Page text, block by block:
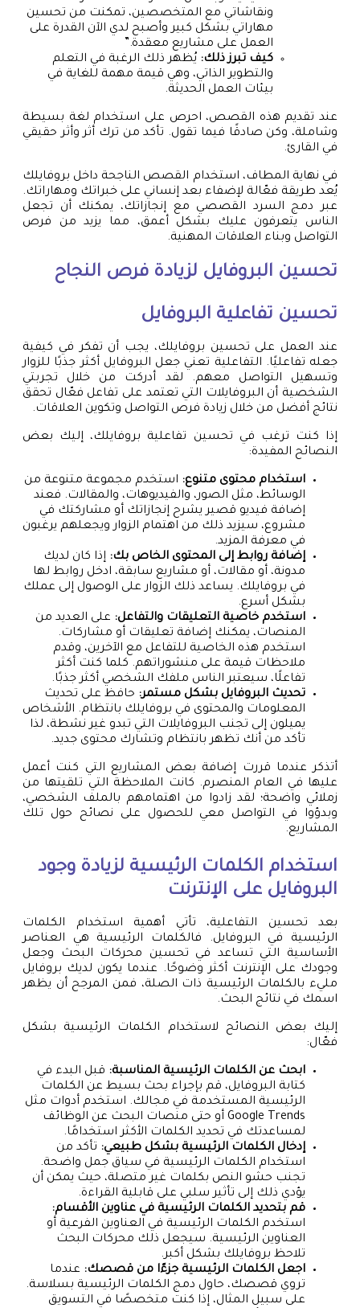
ونقاشاتي مع المتخصصين، تمكنت من تحسين
مهاراتي بشكل كبير وأصبح لدي الآن القدرة على
العمل على مشاريع معقدة.”
كيف تبرز ذلك: يُظهر ذلك الرغبة في التعلم
والتطوير الذاتي، وهي قيمة مهمة للغاية في
بيئات العمل الحديثة.
عند تقديم هذه القصص، احرص على استخدام لغة بسيطة
وشاملة، وكن صادقًا فيما تقول. تأكد من ترك أثر وأثر حقيقي
في القارئ.
في نهاية المطاف، استخدام القصص الناجحة داخل بروفايلك
يُعد طريقة فعّالة لإضفاء بعد إنساني على خبراتك ومهاراتك.
عبر دمج السرد القصصي مع إنجازاتك، يمكنك أن تجعل
الناس يتعرفون عليك بشكل أعمق، مما يزيد من فرص
التواصل وبناء العلاقات المهنية.
تحسين البروفايل لزيادة فرص النجاح
تحسين تفاعلية البروفايل
عند العمل على تحسين بروفايلك، يجب أن تفكر في كيفية
جعله تفاعليًا. التفاعلية تعني جعل البروفايل أكثر جذبًا للزوار
وتسهيل التواصل معهم. لقد أدركت من خلال تجربتي
الشخصية أن البروفايلات التي تعتمد على تفاعل فعّال تحقق
نتائج أفضل من خلال زيادة فرص التواصل وتكوين العلاقات.
إذا كنت ترغب في تحسين تفاعلية بروفايلك، إليك بعض
النصائح المفيدة:
استخدام محتوى متنوع: استخدم مجموعة متنوعة من
الوسائط، مثل الصور، والفيديوهات، والمقالات. فعند
إضافة فيديو قصير يشرح إنجازاتك أو مشاركتك في
مشروع، سيزيد ذلك من اهتمام الزوار ويجعلهم يرغبون
في معرفة المزيد.
إضافة روابط إلى المحتوى الخاص بك: إذا كان لديك
مدونة، أو مقالات، أو مشاريع سابقة، ادخل روابط لها
في بروفايلك. يساعد ذلك الزوار على الوصول إلى عملك
بشكل أسرع.
استخدم خاصية التعليقات والتفاعل: على العديد من
المنصات، يمكنك إضافة تعليقات أو مشاركات.
استخدم هذه الخاصية للتفاعل مع الآخرين، وقدم
ملاحظات قيمة على منشوراتهم. كلما كنت أكثر
تفاعلًا، سيعتبر الناس ملفك الشخصي أكثر جذبًا.
تحديث البروفايل بشكل مستمر: حافظ على تحديث
المعلومات والمحتوى في بروفايلك بانتظام. الأشخاص
يميلون إلى تجنب البروفايلات التي تبدو غير نشطة، لذا
تأكد من أنك تظهر بانتظام وتشارك محتوى جديد.
أتذكر عندما قررت إضافة بعض المشاريع التي كنت أعمل
عليها في العام المنصرم. كانت الملاحظة التي تلقيتها من
زملائي واضحة؛ لقد زادوا من اهتمامهم بالملف الشخصي،
وبدؤوا في التواصل معي للحصول على نصائح حول تلك
المشاريع.
استخدام الكلمات الرئيسية لزيادة وجود
البروفايل على الإنترنت
بعد تحسين التفاعلية، تأتي أهمية استخدام الكلمات
الرئيسية في البروفايل. فالكلمات الرئيسية هي العناصر
الأساسية التي تساعد في تحسين محركات البحث وجعل
وجودك على الإنترنت أكثر وضوحًا. عندما يكون لديك بروفايل
مليء بالكلمات الرئيسية ذات الصلة، فمن المرجح أن يظهر
اسمك في نتائج البحث.
إليك بعض النصائح لاستخدام الكلمات الرئيسية بشكل
فعّال:
ابحث عن الكلمات الرئيسية المناسبة: قبل البدء في
كتابة البروفايل، قم بإجراء بحث بسيط عن الكلمات
الرئيسية المستخدمة في مجالك. استخدم أدوات مثل
Google Trends أو حتى منصات البحث عن الوظائف
لمساعدتك في تحديد الكلمات الأكثر استخدامًا.
إدخال الكلمات الرئيسية بشكل طبيعي: تأكد من
استخدام الكلمات الرئيسية في سياق جمل واضحة.
تجنب حشو النص بكلمات غير متصلة، حيث يمكن أن
يؤدي ذلك إلى تأثير سلبي على قابلية القراءة.
قم بتحديد الكلمات الرئيسية في عناوين الأقسام:
استخدم الكلمات الرئيسية في العناوين الفرعية أو
العناوين الرئيسية. سيجعل ذلك محركات البحث
تلاحظ بروفايلك بشكل أكبر.
اجعل الكلمات الرئيسية جزءًا من قصصك: عندما
تروي قصصك، حاول دمج الكلمات الرئيسية بسلاسة.
على سبيل المثال، إذا كنت متخصصًا في التسويق